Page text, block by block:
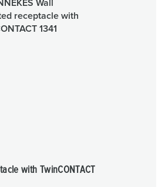
with TwinCONTACT